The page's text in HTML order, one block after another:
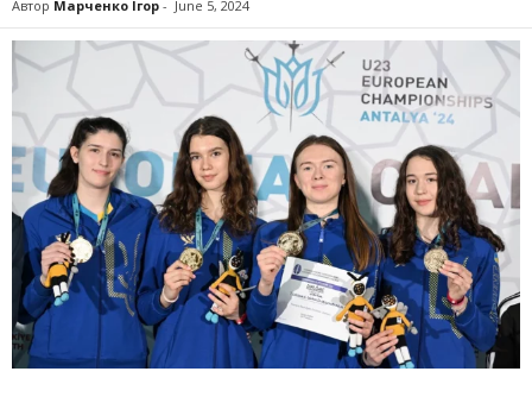
Автор Марченко Ігор - June 5, 2024